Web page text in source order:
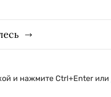
и нажмите Ctrl+Enter или